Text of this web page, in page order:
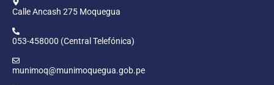
Calle Ancash 275 Moquegua
053-458000 (Central Telefónica)
munimoq@munimoquegua.gob.pe